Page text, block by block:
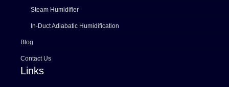
Steam Humidifier
In-Duct Adiabatic Humidification
Blog
Contact Us
Links